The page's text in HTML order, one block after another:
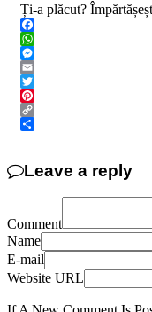
Ți-a plăcut?
Facebook
WhatsApp
Messenger
Email
Twitter
Pinterest
Copy
Leave a reply
Comment
Name
E-mail
Website URL